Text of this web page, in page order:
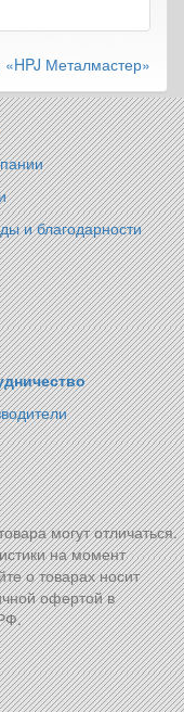
Металмастер»
и благодарности
могут отличаться.
на момент
о товарах носит
офертой в